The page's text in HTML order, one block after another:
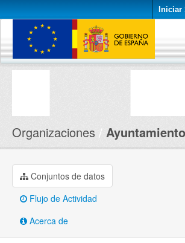
Iniciar
Conjuntos de datos
Organizaciones
Conjuntos de datos
Flujo de Actividad
Acerca de